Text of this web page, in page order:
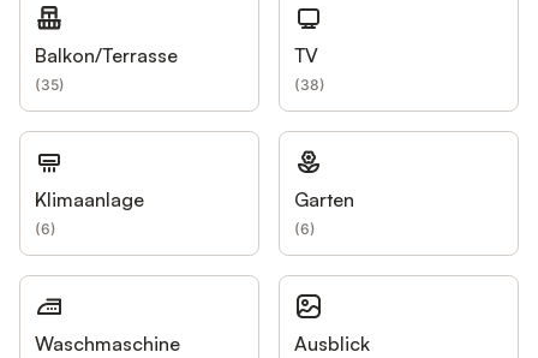
Balkon/Terrasse
(35)
TV
(38)
Klimaanlage
(6)
Garten
(6)
Waschmaschine Ausblick